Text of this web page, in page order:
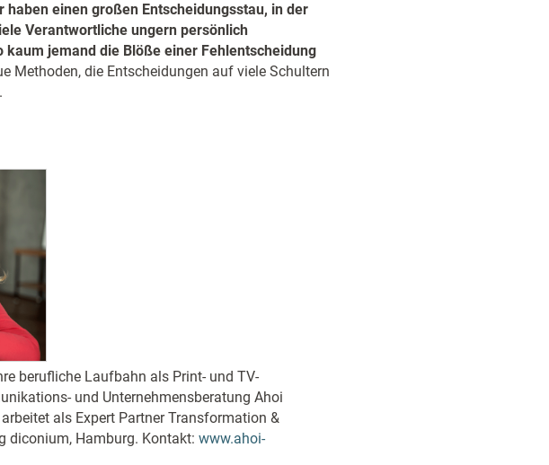
haben einen großen Entscheidungsstau, in der
Verantwortliche ungern persönlich
jemand die Blöße einer Fehlentscheidung
Methoden, die Entscheidungen auf viele Schultern
berufliche Laufbahn als Print- und TV-
und Unternehmensberatung Ahoi
als Expert Partner Transformation &
diconium, Hamburg. Kontakt: www.ahoi-